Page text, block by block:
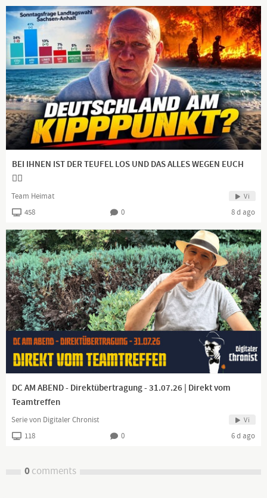
BEI IHNEN IST DER TEUFEL LOS UND DAS ALLES WEGEN EUCH
👍🏻
Team Heimat Vi
458 0 8 d ago
DC AM ABEND - Direktübertragung - 31.07.26 | Direkt vom
Teamtreffen
Serie von Digitaler Chronist Vi
118 0 6 d ago
0comments